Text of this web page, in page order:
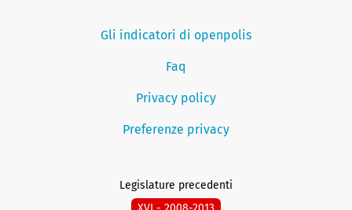
Gli indicatori di openpolis
Faq
Privacy policy
Preferenze privacy
Legislature precedenti